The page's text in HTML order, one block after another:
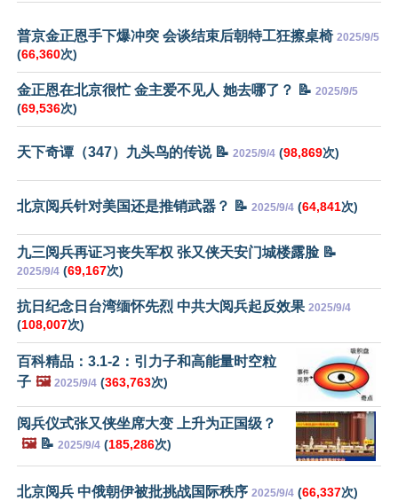
普京金正恩手下爆冲突 会谈结束后朝特工狂擦桌椅 2025/9/5
(66,360次)
金正恩在北京很忙 金主爱不见人 她去哪了？ 📝 2025/9/5
(69,536次)
天下奇谭（347）九头鸟的传说 📝 2025/9/4 (98,869次)
北京阅兵针对美国还是推销武器？ 📝 2025/9/4 (64,841次)
九三阅兵再证习丧失军权 张又侠天安门城楼露脸 📝
2025/9/4 (69,167次)
抗日纪念日台湾缅怀先烈 中共大阅兵起反效果 2025/9/4
(108,007次)
百科精品：3.1-2：引力子和高能量时空粒
子 🖼️ 2025/9/4 (363,763次)
阅兵仪式张又侠坐席大变 上升为正国级？
🖼️📝 2025/9/4 (185,286次)
北京阅兵 中俄朝伊被批挑战国际秩序 2025/9/4 (66,337次)